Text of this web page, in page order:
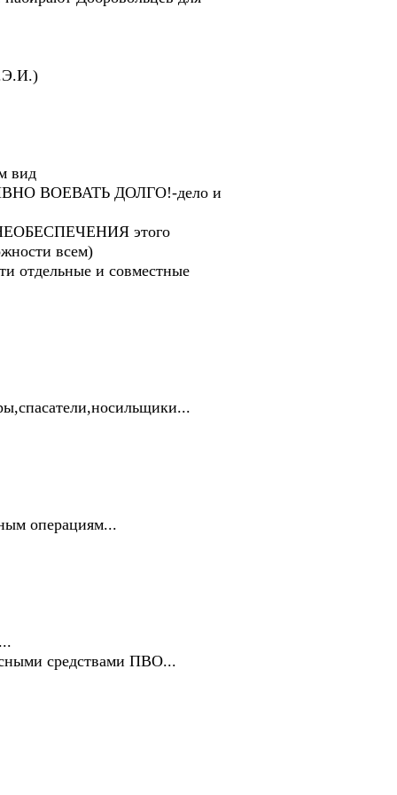
вид
ВОЕВАТЬ ДОЛГО!-дело и
этого
всем)
отдельные и совместные
операциям...
средствами ПВО...